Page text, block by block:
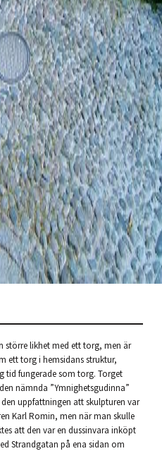
större likhet med ett torg, men är
ett torg i hemsidans struktur,
tid fungerade som torg. Torget
nämnda ”Ymnighetsgudinna”
uppfattningen att skulpturen var
Karl Romin, men när man skulle
att den var en dussinvara inköpt
Strandgatan på ena sidan om